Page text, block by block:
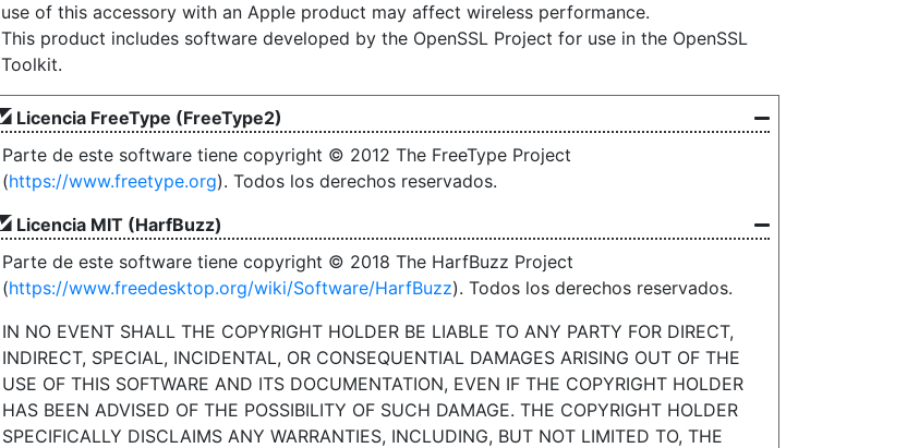
use of this accessory with an Apple product may affect wireless performance.
This product includes software developed by the OpenSSL Project for use in the OpenSSL
Toolkit.
Licencia FreeType (FreeType2)
Parte de este software tiene copyright © 2012 The FreeType Project
(https://www.freetype.org). Todos los derechos reservados.
Licencia MIT (HarfBuzz)
Parte de este software tiene copyright © 2018 The HarfBuzz Project
(https://www.freedesktop.org/wiki/Software/HarfBuzz). Todos los derechos reservados.
IN NO EVENT SHALL THE COPYRIGHT HOLDER BE LIABLE TO ANY PARTY FOR DIRECT,
INDIRECT, SPECIAL, INCIDENTAL, OR CONSEQUENTIAL DAMAGES ARISING OUT OF THE
USE OF THIS SOFTWARE AND ITS DOCUMENTATION, EVEN IF THE COPYRIGHT HOLDER
HAS BEEN ADVISED OF THE POSSIBILITY OF SUCH DAMAGE. THE COPYRIGHT HOLDER
SPECIFICALLY DISCLAIMS ANY WARRANTIES, INCLUDING, BUT NOT LIMITED TO, THE